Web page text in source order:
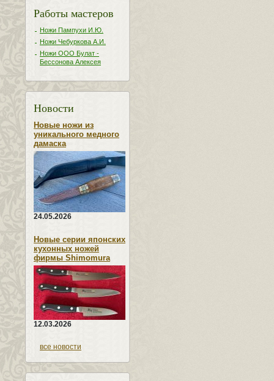
Работы мастеров
Ножи Пампухи И.Ю.
Ножи Чебуркова А.И.
Ножи ООО Булат -
Бессонова Алексея
Новости
Новые ножи из
уникального медного
дамаска
24.05.2026
Новые серии японских
кухонных ножей
фирмы Shimomura
12.03.2026
все новости